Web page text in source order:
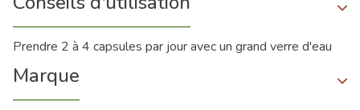
Prendre 2 à 4 capsules par jour avec un grand verre d'eau
Marque